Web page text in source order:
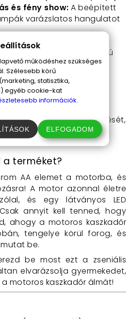
és fény show: A beépített
varázslatos hangulatot
A műanyag anyag
így a figura hosszú
játékélményt nyújt.
A játék minden
hogy gyermeke
játék közben.
és képzelőerejének fejlesztését,
őket, hogy új trükköket
a terméket?
AA elemet a motorba, és
A motor azonnal életre
és egy látványos LED
annyit kell tenned, hogy
ahogy a motoros kaszkadőr
tengelye körül forog, és
be.
be most ezt a zseniális
elvarázsolja gyermekedet,
motoros kaszkadőr álmát!
működéshez szükséges
Szélesebb körű
statisztika,
egyéb cookie-kat
információk.
ELFOGADOM